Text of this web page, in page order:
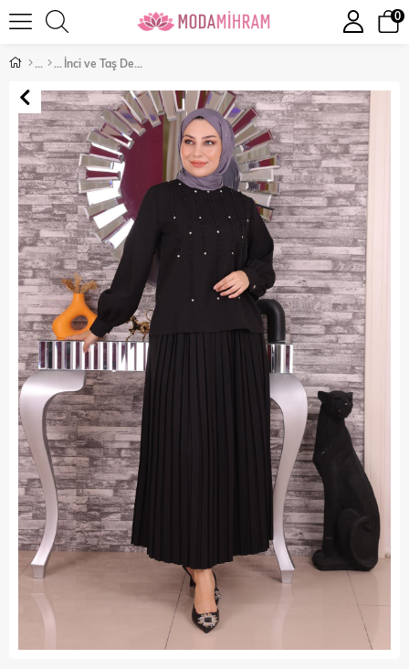
0
İnci ve Taş Detaylı Takım Siyah 19135